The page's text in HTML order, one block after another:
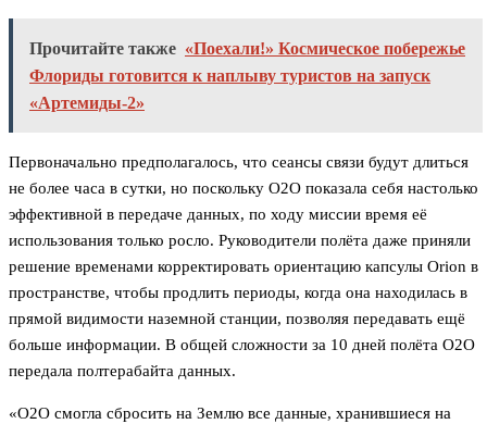
Прочитайте также «Поехали!» Космическое побережье
Флориды готовится к наплыву туристов на запуск
«Артемиды-2»
Первоначально предполагалось, что сеансы связи будут длиться
не более часа в сутки, но поскольку O2O показала себя настолько
эффективной в передаче данных, по ходу миссии время её
использования только росло. Руководители полёта даже приняли
решение временами корректировать ориентацию капсулы Orion в
пространстве, чтобы продлить периоды, когда она находилась в
прямой видимости наземной станции, позволяя передавать ещё
больше информации. В общей сложности за 10 дней полёта O2O
передала полтерабайта данных.
«O2O смогла сбросить на Землю все данные, хранившиеся на